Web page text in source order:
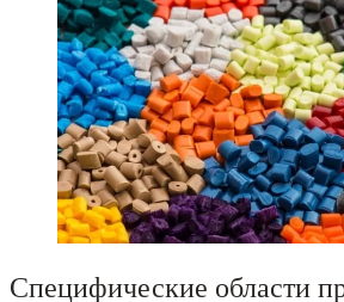
Специфические области